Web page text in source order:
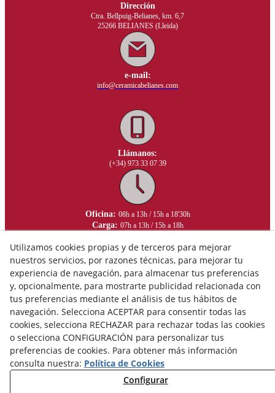
Dirección
Ctra. Bellpuig-Belianes, km. 6,7
25266 BELIANES (Lleida)
e-mail:
info@ceramicabelianes.com
Llámanos:
(+34) 973 33 07 39
Oficina: 08h a 13h / 15h a 18'30h
Carga: 07h a 13h / 15h a 18h
Utilizamos cookies propias y de terceros para mejorar
nuestros servicios, por razones técnicas, para mejorar tu
experiencia de navegación, para almacenar tus preferencias
y, opcionalmente, para mostrarte publicidad relacionada con
tus preferencias mediante el análisis de tus hábitos de
navegación. Selecciona ACEPTAR para consentir todas las
cookies, selecciona RECHAZAR para rechazar todas las cookies
o selecciona CONFIGURACIÓN para personalizar tus
preferencias de cookies. Para obtener más información
consulta nuestra: Política de Cookies
Configurar